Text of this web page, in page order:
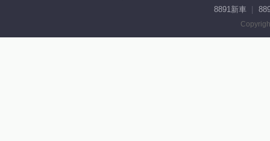
8891新車